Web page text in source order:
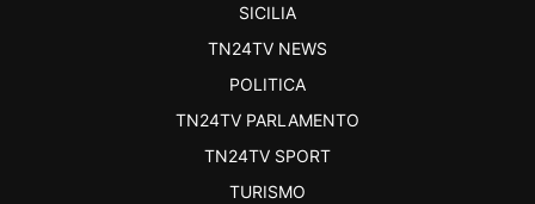
SICILIA
TN24TV NEWS
POLITICA
TN24TV PARLAMENTO
TN24TV SPORT
TURISMO